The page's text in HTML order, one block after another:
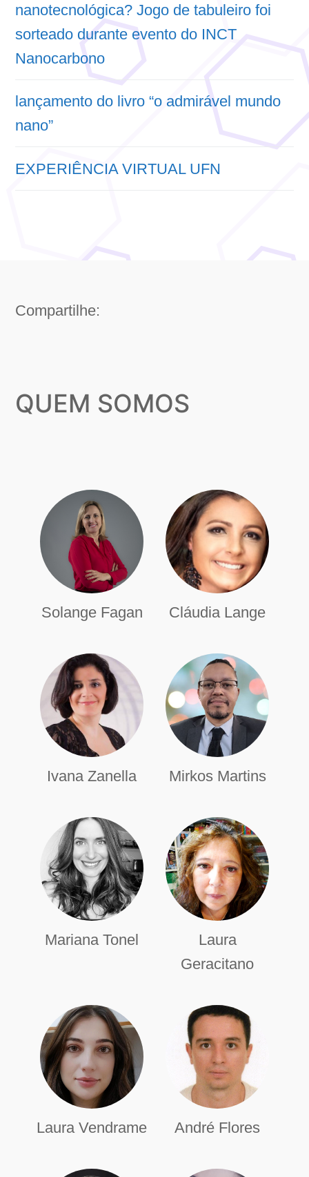
nanotecnológica? Jogo de tabuleiro foi
sorteado durante evento do INCT
Nanocarbono
lançamento do livro “o admirável mundo
nano”
EXPERIÊNCIA VIRTUAL UFN
Compartilhe:
QUEM SOMOS
Solange Fagan Cláudia Lange
Ivana Zanella Mirkos Martins
Mariana Tonel
Laura
Geracitano
Laura Vendrame André Flores